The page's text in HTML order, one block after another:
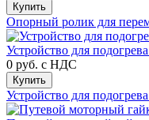
Купить
Опорный ролик для
Устройство для
0 руб. с НДС
Купить
Устройство для